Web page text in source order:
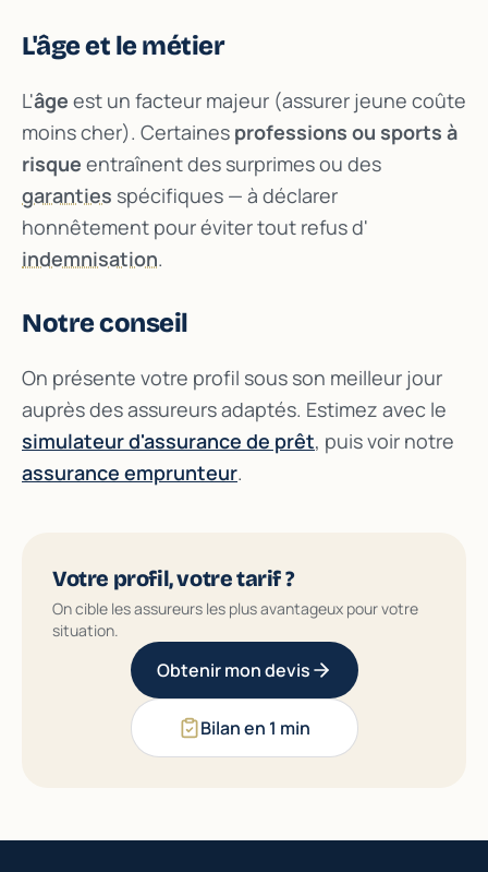
L'âge et le métier
L'âge est un facteur majeur (assurer jeune coûte
moins cher). Certaines professions ou sports à
risque entraînent des surprimes ou des
garanties spécifiques — à déclarer
honnêtement pour éviter tout refus d'
indemnisation.
Notre conseil
On présente votre profil sous son meilleur jour
auprès des assureurs adaptés. Estimez avec le
simulateur d'assurance de prêt, puis voir notre
assurance emprunteur.
Votre profil, votre tarif ?
On cible les assureurs les plus avantageux pour votre
situation.
Obtenir mon devis
Bilan en 1 min